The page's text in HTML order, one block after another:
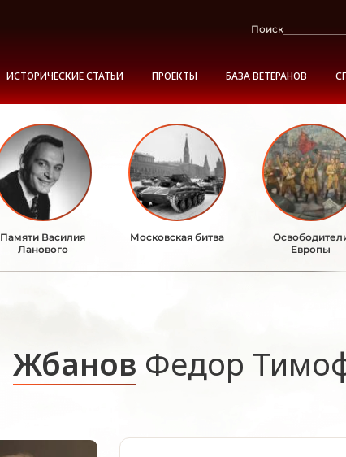
Поиск
ИСТОРИЧЕСКИЕ СТАТЬИ ПРОЕКТЫ БАЗА ВЕТЕРАНОВ
Памяти Василия
Ланового
Московская битва
Европы
Жбанов Федор